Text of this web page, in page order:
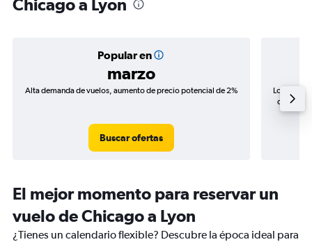
Chicago a Lyon
Popular en
marzo
Alta demanda de vuelos, aumento de precio potencial de 2%
Buscar ofertas
Los
de
El mejor momento para reservar un
vuelo de Chicago a Lyon
¿Tienes un calendario flexible? Descubre la época ideal para